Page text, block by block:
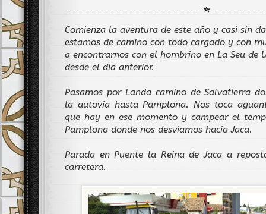
Comienza la aventura de este año y casi sin
estamos de camino con todo cargado y con
a encontrarnos con el hombrino en La Seu de
desde el dia anterior.
Pasamos por Landa camino de Salvatierra
la autovia hasta Pamplona. Nos toca
que hay en ese momento y campear el
Pamplona donde nos desviamos hacia Jaca.
Parada en Puente la Reina de Jaca a
carretera.